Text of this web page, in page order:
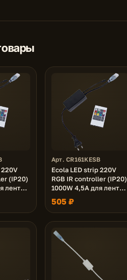
220V
(IP20)
ленты
Арт. CR161KESB
Ecola LED strip 220V
RGB IR controller (IP20)
1000W 4,5A для ленты
220V 16x8 IP68 с
инфракрасным
пультом
505 ₽